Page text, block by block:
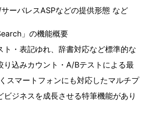
ーバレスASPなどの提供形態 など
」の機能概要
ト・表記ゆれ、辞書対応など標準的な
り込みカウント・A/Bテストによる最
スマートフォンにも対応したマルチプ
ビジネスを成長させる特筆機能があり